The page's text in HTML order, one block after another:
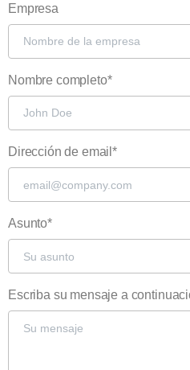
Empresa
Nombre completo*
Dirección de email*
Asunto*
Escriba su mensaje a